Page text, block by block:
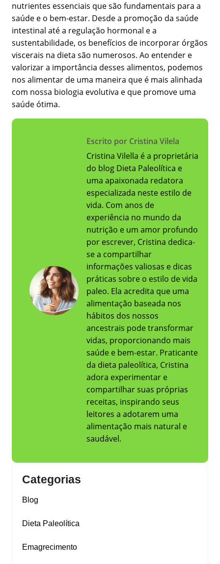
nutrientes essenciais que são fundamentais para a
saúde e o bem-estar. Desde a promoção da saúde
intestinal até a regulação hormonal e a
sustentabilidade, os benefícios de incorporar órgãos
viscerais na dieta são numerosos. Ao entender e
valorizar a importância desses alimentos, podemos
nos alimentar de uma maneira que é mais alinhada
com nossa biologia evolutiva e que promove uma
saúde ótima.
Escrito por Cristina Vilela
Cristina Vilella é a proprietária
do blog Dieta Paleolítica e
uma apaixonada redatora
especializada neste estilo de
vida. Com anos de
experiência no mundo da
nutrição e um amor profundo
por escrever, Cristina dedica-
se a compartilhar
informações valiosas e dicas
práticas sobre o estilo de vida
paleo. Ela acredita que uma
alimentação baseada nos
hábitos dos nossos
ancestrais pode transformar
vidas, proporcionando mais
saúde e bem-estar. Praticante
da dieta paleolítica, Cristina
adora experimentar e
compartilhar suas próprias
receitas, inspirando seus
leitores a adotarem uma
alimentação mais natural e
saudável.
Categorias
Blog
Dieta Paleolítica
Emagrecimento